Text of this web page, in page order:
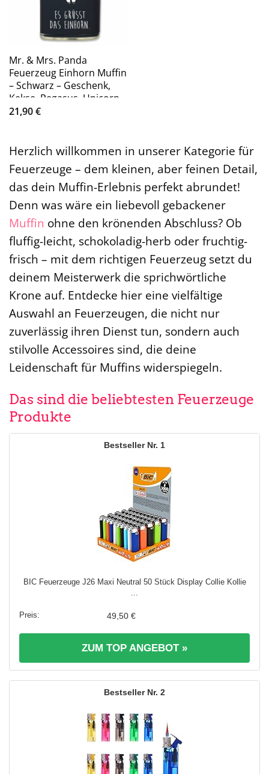
Mr. & Mrs. Panda
Feuerzeug Einhorn Muffin
– Schwarz – Geschenk,
Kekse, Pegasus, Unicorn,
Einhörn (1-St)
21,90€
Herzlich willkommen in unserer Kategorie für
Feuerzeuge – dem kleinen, aber feinen Detail,
das dein Muffin-Erlebnis perfekt abrundet!
Denn was wäre ein liebevoll gebackener
Muffin ohne den krönenden Abschluss? Ob
fluffig-leicht, schokoladig-herb oder fruchtig-
frisch – mit dem richtigen Feuerzeug setzt du
deinem Meisterwerk die sprichwörtliche
Krone auf. Entdecke hier eine vielfältige
Auswahl an Feuerzeugen, die nicht nur
zuverlässig ihren Dienst tun, sondern auch
stilvolle Accessoires sind, die deine
Leidenschaft für Muffins widerspiegeln.
Das sind die beliebtesten Feuerzeuge
Produkte
1
BIC Feuerzeuge J26 Maxi Neutral 50 Stück Display Collie Kollie
49,50 €
ZUM TOP ANGEBOT »
2